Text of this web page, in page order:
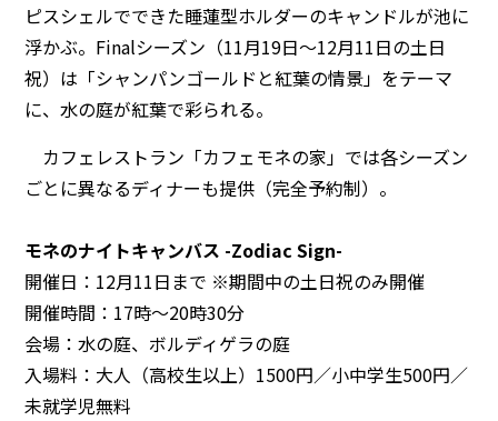
ピスシェルでできた睡蓮型ホルダーのキャンドルが池に
浮かぶ。Finalシーズン（11月19日～12月11日の土日
祝）は「シャンパンゴールドと紅葉の情景」をテーマ
に、水の庭が紅葉で彩られる。
カフェレストラン「カフェモネの家」では各シーズン
ごとに異なるディナーも提供（完全予約制）。
モネのナイトキャンバス -Zodiac Sign-
開催日：12月11日まで ※期間中の土日祝のみ開催
開催時間：17時～20時30分
会場：水の庭、ボルディゲラの庭
入場料：大人（高校生以上）1500円／小中学生500円／
未就学児無料